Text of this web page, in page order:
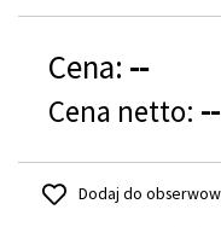
Cena: --
Cena netto: --
Dodaj do